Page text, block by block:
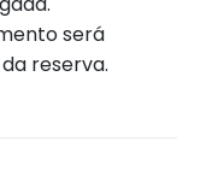
será
reserva.